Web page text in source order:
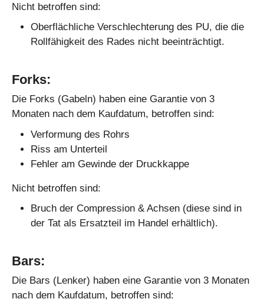
Nicht betroffen sind:
Oberflächliche Verschlechterung des PU, die die
Rollfähigkeit des Rades nicht beeinträchtigt.
Forks:
Die Forks (Gabeln) haben eine Garantie von 3
Monaten nach dem Kaufdatum, betroffen sind:
Verformung des Rohrs
Riss am Unterteil
Fehler am Gewinde der Druckkappe
Nicht betroffen sind:
Bruch der Compression & Achsen (diese sind in
der Tat als Ersatzteil im Handel erhältlich).
Bars:
Die Bars (Lenker) haben eine Garantie von 3 Monaten
nach dem Kaufdatum, betroffen sind: